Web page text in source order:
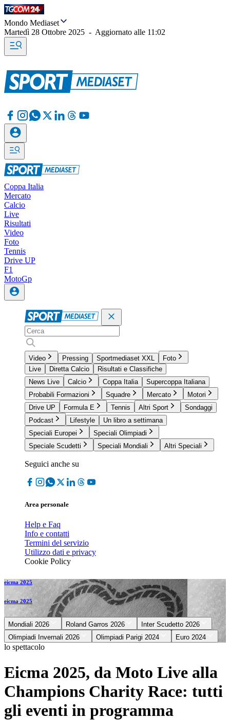
Mondo Mediaset
Martedì 28 Ottobre 2025 - Aggiornato alle 11:02
Coppa Italia
Mercato
Calcio
Live
Risultati
Video
Foto
Tennis
Drive UP
F1
MotoGp
Video Pressing Sportmediaset XXL
Foto
Live
Diretta Calcio
Risultati e Classifiche
News Live
Calcio Coppa Italia
Supercoppa Italiana
Probabili Formazioni
Squadre Mercato
Motori
Drive UP
Formula E Tennis Altri Sport
Sondaggi
Podcast
Lifestyle
Un libro a settimana
Speciali Europei
Speciali Olimpiadi
Speciale Scudetti
Speciali Mondiali Altri Speciali
Seguici anche su
Area personale
Help e Faq
Info e contatti
Termini del servizio
Utilizzo dati e privacy
Cookie Policy
eicma 2025
eicma 2025
Mondiali 2026 Roland Garros 2026
Inter Scudetto 2026
Olimpiadi Invernali 2026
Olimpiadi Parigi 2024 Euro 2024
lo spettacolo
Eicma 2025, da Moto Live alla
Champions Charity Race: tutti
gli eventi in programma